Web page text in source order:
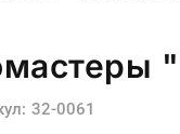
32-0061